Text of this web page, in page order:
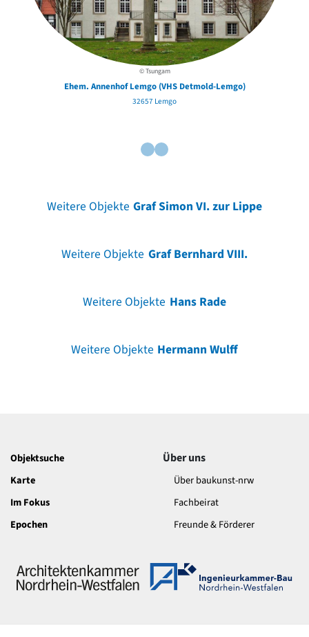
© Tsungam
Ehem. Annenhof Lemgo (VHS Detmold-Lemgo)
32657 Lemgo
Weitere Objekte Graf Simon VI. zur Lippe
Weitere Objekte Graf Bernhard VIII.
Weitere Objekte Hans Rade
Weitere Objekte Hermann Wulff
Objektsuche
Karte
Im Fokus
Epochen
Über uns
Über baukunst-nrw
Fachbeirat
Freunde & Förderer